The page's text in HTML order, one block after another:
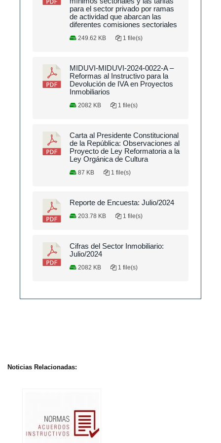
para el sector privado por ramas
de actividad que abarcan las
diferentes comisiones sectoriales
249.62 KB 1 file(s)
MIDUVI-MIDUVI-2024-0022-A –
Reformas al Instructivo para la
Devolución de IVA en Proyectos
Inmobiliarios
2082 KB 1 file(s)
Carta al Presidente Constitucional
de la República: Observaciones al
Proyecto de Ley Reformatoria a la
Ley Orgánica de Cultura
87 KB 1 file(s)
Reporte de Encuesta: Julio/2024
203.78 KB 1 file(s)
Cifras del Sector Inmobiliario:
Julio/2024
2082 KB 1 file(s)
Noticias Relacionadas: